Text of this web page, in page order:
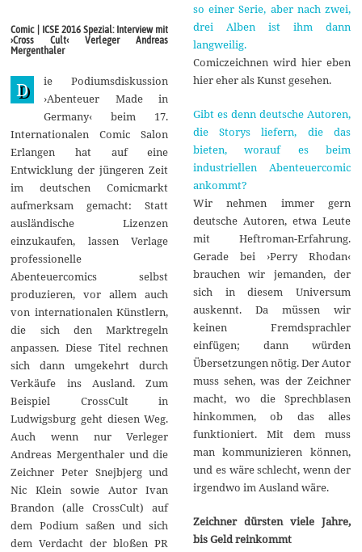
n
i
2
0
1
6
Comic | ICSE 2016 Spezial: Interview mit
›Cross Cult‹ Verleger Andreas
Mergenthaler
D
ie Podiumsdiskussion
›Abenteuer Made in
Germany‹ beim 17.
Internationalen Comic Salon
Erlangen hat auf eine
Entwicklung der jüngeren Zeit
im deutschen Comicmarkt
aufmerksam gemacht: Statt
ausländische Lizenzen
einzukaufen, lassen Verlage
professionelle
Abenteuercomics selbst
produzieren, vor allem auch
von internationalen Künstlern,
die sich den Marktregeln
anpassen. Diese Titel rechnen
sich dann umgekehrt durch
Verkäufe ins Ausland. Zum
Beispiel CrossCult in
Ludwigsburg geht diesen Weg.
Auch wenn nur Verleger
Andreas Mergenthaler und die
Zeichner Peter Snejbjerg und
Nic Klein sowie Autor Ivan
Brandon (alle CrossCult) auf
dem Podium saßen und sich
dem Verdacht der bloßen PR
so einer Serie, aber nach zwei,
drei Alben ist ihm dann
langweilig.
Comiczeichnen wird hier eben
hier eher als Kunst gesehen.
Gibt es denn deutsche Autoren,
die Storys liefern, die das
bieten, worauf es beim
industriellen Abenteuercomic
ankommt?
Wir nehmen immer gern
deutsche Autoren, etwa Leute
mit Heftroman-Erfahrung.
Gerade bei ›Perry Rhodan‹
brauchen wir jemanden, der
sich in diesem Universum
auskennt. Da müssen wir
keinen Fremdsprachler
einfügen; dann würden
Übersetzungen nötig. Der Autor
muss sehen, was der Zeichner
macht, wo die Sprechblasen
hinkommen, ob das alles
funktioniert. Mit dem muss
man kommunizieren können,
und es wäre schlecht, wenn der
irgendwo im Ausland wäre.
Zeichner dürsten viele Jahre,
bis Geld reinkommt